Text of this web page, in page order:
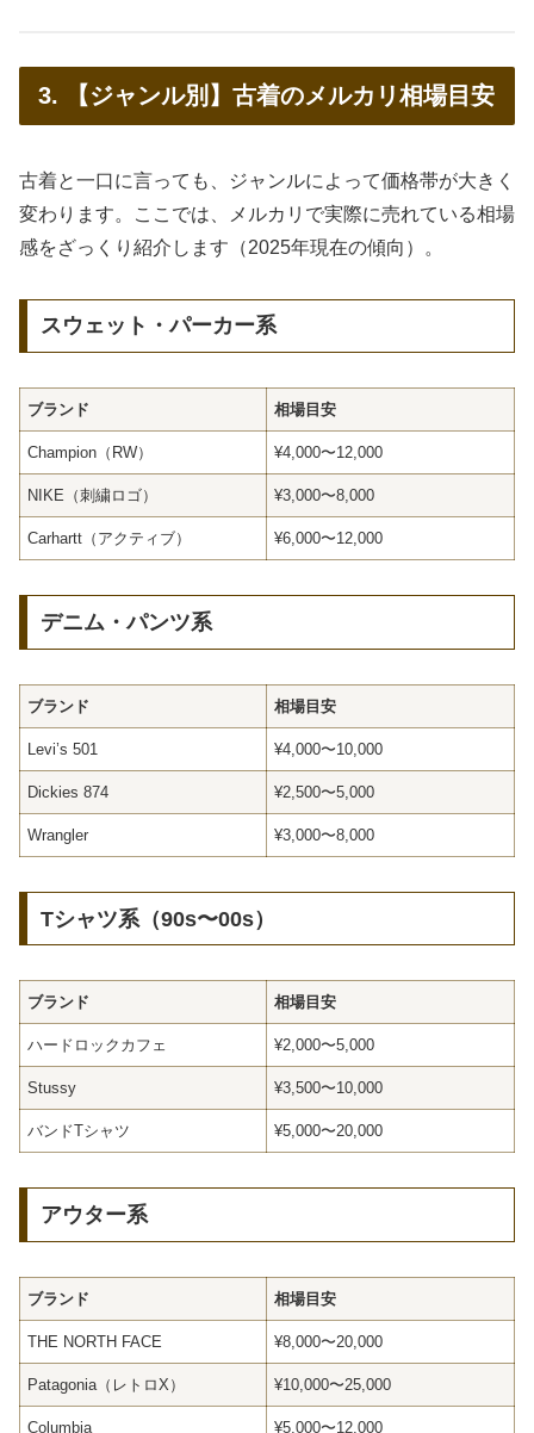
3. 【ジャンル別】古着のメルカリ相場目安
古着と一口に言っても、ジャンルによって価格帯が大きく
変わります。ここでは、メルカリで実際に売れている相場
感をざっくり紹介します（2025年現在の傾向）。
スウェット・パーカー系
ブランド 相場目安
Champion（RW） ¥4,000〜12,000
NIKE（刺繍ロゴ） ¥3,000〜8,000
Carhartt（アクティブ） ¥6,000〜12,000
デニム・パンツ系
ブランド 相場目安
Levi’s 501 ¥4,000〜10,000
Dickies 874 ¥2,500〜5,000
Wrangler ¥3,000〜8,000
Tシャツ系（90s〜00s）
ブランド 相場目安
ハードロックカフェ ¥2,000〜5,000
Stussy ¥3,500〜10,000
バンドTシャツ ¥5,000〜20,000
アウター系
ブランド 相場目安
THE NORTH FACE ¥8,000〜20,000
Patagonia（レトロX） ¥10,000〜25,000
Columbia ¥5,000〜12,000